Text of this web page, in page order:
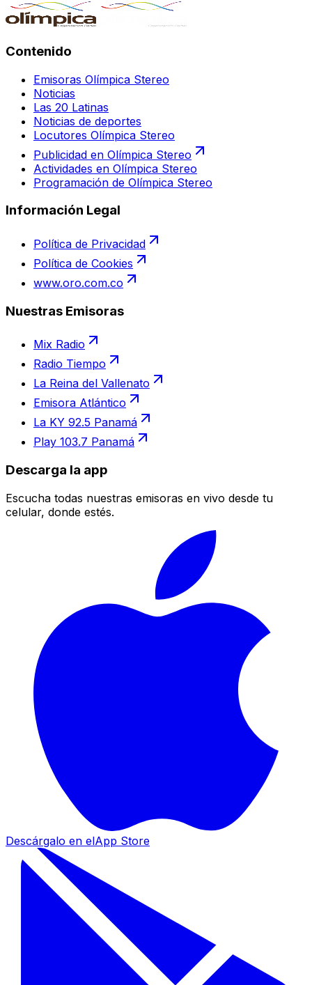
Contenido
Emisoras Olímpica Stereo
Noticias
Las 20 Latinas
Noticias de deportes
Locutores Olímpica Stereo
Publicidad en Olímpica Stereo
Actividades en Olímpica Stereo
Programación de Olímpica Stereo
Información Legal
Política de Privacidad
Política de Cookies
www.oro.com.co
Nuestras Emisoras
Mix Radio
Radio Tiempo
La Reina del Vallenato
Emisora Atlántico
La KY 92.5 Panamá
Play 103.7 Panamá
Descarga la app
Escucha todas nuestras emisoras en vivo desde tu
celular, donde estés.
Descárgalo en elApp Store